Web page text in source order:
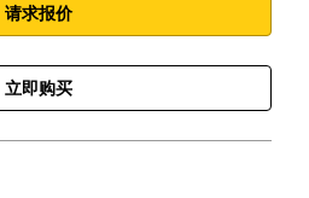
请求报价
立即购买